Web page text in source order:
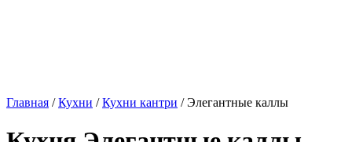
Главная /Кухни /Кухни кантри / Элегантные каллы